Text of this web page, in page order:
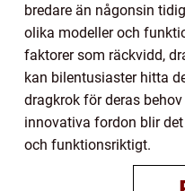
bredare än någonsin
olika modeller och
faktorer som räckvidd,
kan bilentusiaster hitta
dragkrok för deras
innovativa fordon blir
och funktionsriktigt.